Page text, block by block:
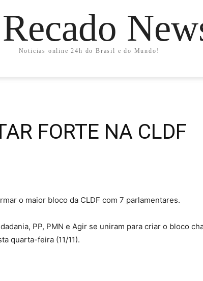
Noticias online 24h do Brasil e do Mundo!
FORTE NA CLDF
o maior bloco da CLDF com 7 parlamentares.
PP, PMN e Agir se uniram para criar o bloco
quarta-feira (11/11).